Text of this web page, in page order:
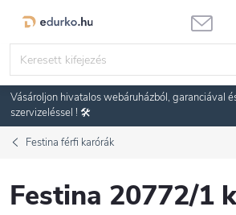
Vásároljon hivatalos webáruházból, garanciával
szervizeléssel ! 🛠️
Festina férfi karórák
Festina 20772/1